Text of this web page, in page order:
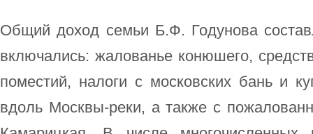
Общий доход семьи Б.Ф. Годунова
включались: жалованье конюшего,
поместий, налоги с московских бань и
вдоль Москвы-реки, а также с